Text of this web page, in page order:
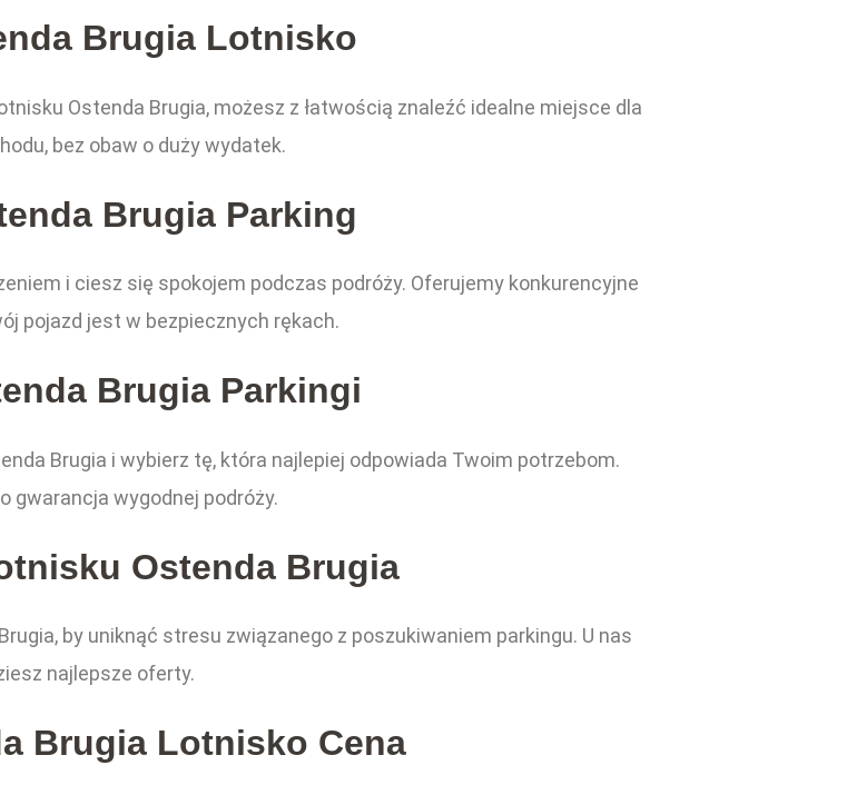
Brugia Lotnisko
Ostenda Brugia, możesz z łatwością znaleźć idealne miejsce dla
bez obaw o duży wydatek.
Brugia Parking
i ciesz się spokojem podczas podróży. Oferujemy konkurencyjne
pojazd jest w bezpiecznych rękach.
Brugia Parkingi
Brugia i wybierz tę, która najlepiej odpowiada Twoim potrzebom.
gwarancja wygodnej podróży.
Ostenda Brugia
by uniknąć stresu związanego z poszukiwaniem parkingu. U nas
najlepsze oferty.
Brugia Lotnisko Cena